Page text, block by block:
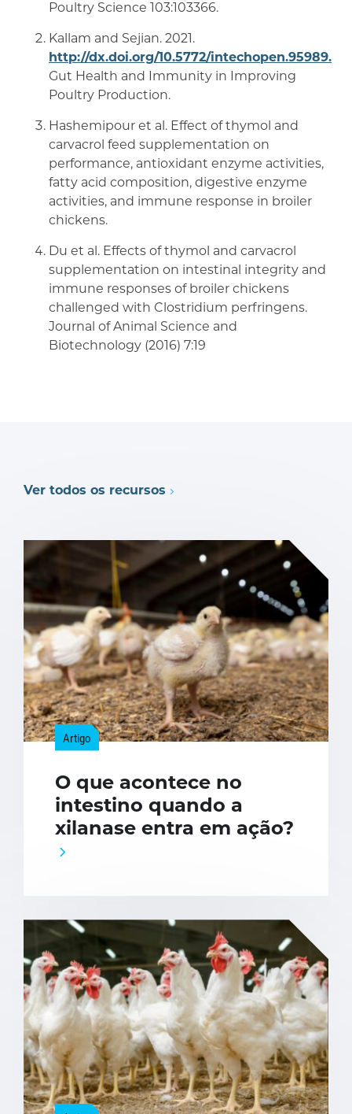
Poultry Science 103:103366.
Kallam and Sejian. 2021.
http://dx.doi.org/10.5772/intechopen.95989.
Gut Health and Immunity in Improving
Poultry Production.
Hashemipour et al. Effect of thymol and
carvacrol feed supplementation on
performance, antioxidant enzyme activities,
fatty acid composition, digestive enzyme
activities, and immune response in broiler
chickens.
Du et al. Effects of thymol and carvacrol
supplementation on intestinal integrity and
immune responses of broiler chickens
challenged with Clostridium perfringens.
Journal of Animal Science and
Biotechnology (2016) 7:19
Ver todos os recursos
Artigo
O que acontece no
intestino quando a
xilanase entra em ação?